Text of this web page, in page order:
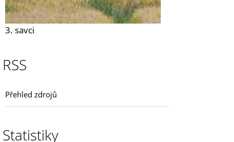
3. savci
RSS
Přehled zdrojů
Statistiky